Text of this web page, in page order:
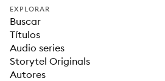
EXPLORAR
Buscar
Títulos
Audio series
Storytel Originals
Autores